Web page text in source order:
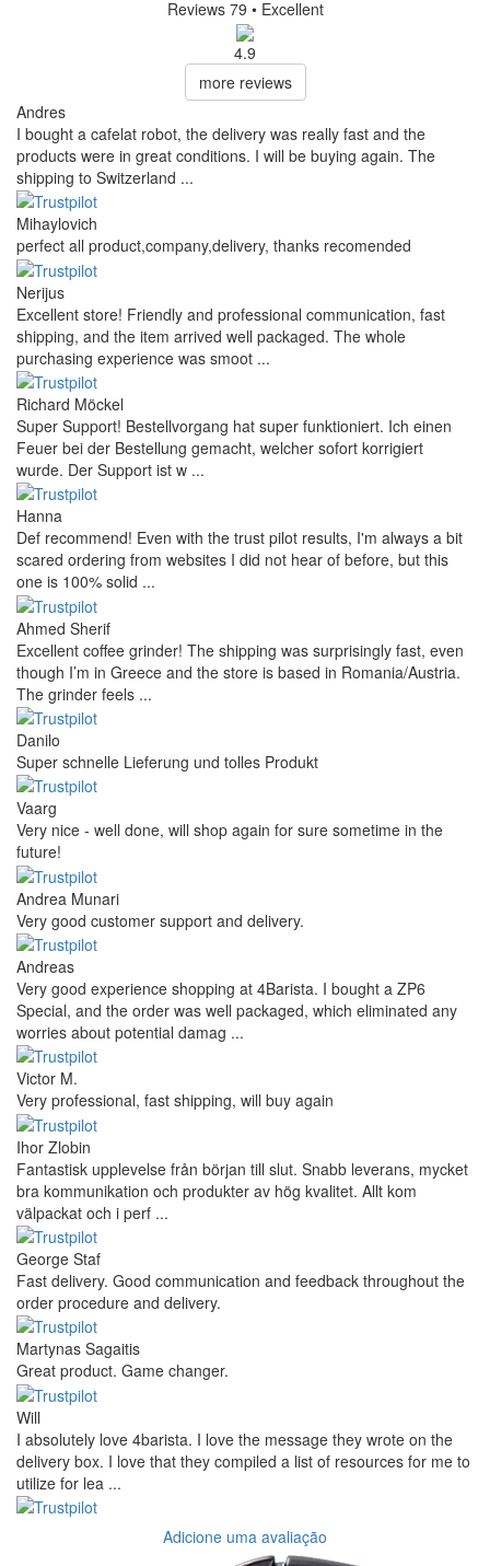
Reviews 79 • Excellent
4.9
more reviews
Andres
I bought a cafelat robot, the delivery was really fast and the
products were in great conditions. I will be buying again. The
shipping to Switzerland ...
Mihaylovich
perfect all product,company,delivery, thanks recomended
Nerijus
Excellent store! Friendly and professional communication, fast
shipping, and the item arrived well packaged. The whole
purchasing experience was smoot ...
Richard Möckel
Super Support! Bestellvorgang hat super funktioniert. Ich einen
Feuer bei der Bestellung gemacht, welcher sofort korrigiert
wurde. Der Support ist w ...
Hanna
Def recommend! Even with the trust pilot results, I'm always a bit
scared ordering from websites I did not hear of before, but this
one is 100% solid ...
Ahmed Sherif
Excellent coffee grinder! The shipping was surprisingly fast, even
though I’m in Greece and the store is based in Romania/Austria.
The grinder feels ...
Danilo
Super schnelle Lieferung und tolles Produkt
Vaarg
Very nice - well done, will shop again for sure sometime in the
future!
Andrea Munari
Very good customer support and delivery.
Andreas
Very good experience shopping at 4Barista. I bought a ZP6
Special, and the order was well packaged, which eliminated any
worries about potential damag ...
Victor M.
Very professional, fast shipping, will buy again
Ihor Zlobin
Fantastisk upplevelse från början till slut. Snabb leverans, mycket
bra kommunikation och produkter av hög kvalitet. Allt kom
välpackat och i perf ...
George Staf
Fast delivery. Good communication and feedback throughout the
order procedure and delivery.
Martynas Sagaitis
Great product. Game changer.
Will
I absolutely love 4barista. I love the message they wrote on the
delivery box. I love that they compiled a list of resources for me to
utilize for lea ...
Adicione uma avaliação